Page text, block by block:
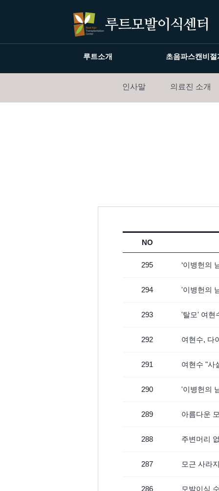
루트소개 초음파스캔비절
인사말 의료진 소개
NO
295 ‘이병헌의
294 '이병헌의
293 '탈모' 여현
292 여현수, 다
291 여현수 "사
290 '이병헌의
289 아름다운
288 주변머리
287 모근 사라
286 모발이식